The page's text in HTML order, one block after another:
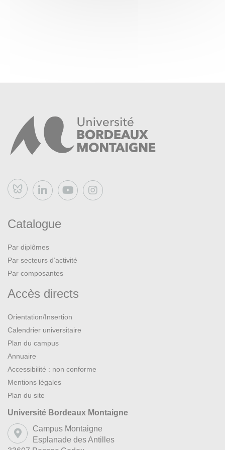
Bluesky
Catalogue
Par diplômes
Par secteurs d’activité
Par composantes
Accès directs
Orientation/Insertion
Calendrier universitaire
Plan du campus
Annuaire
Accessibilité : non conforme
Mentions légales
Plan du site
Université Bordeaux Montaigne
Campus Montaigne
Esplanade des Antilles